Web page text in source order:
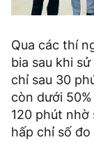
Qua các thí
bia sau khi
chỉ sau 30
còn dưới
120 phút nhờ
hấp chỉ số